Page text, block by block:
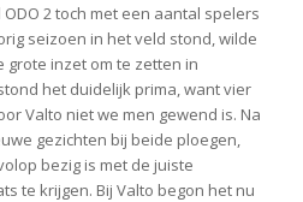
2 toch met een aantal spelers
seizoen in het veld stond, wilde
grote inzet om te zetten in
het duidelijk prima, want vier
Valto niet we men gewend is. Na
gezichten bij beide ploegen,
bezig is met de juiste
te krijgen. Bij Valto begon het nu